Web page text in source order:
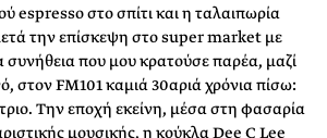
espresso στο σπίτι και η ταλαιπωρία
την επίσκεψη στο super market με
συνήθεια που μου κρατούσε παρέα, μαζί
στον FM101 καμιά 30αριά χρόνια πίσω:
Την εποχή εκείνη, μέσα στη φασαρία
μουσικής, η κούκλα Dee C Lee